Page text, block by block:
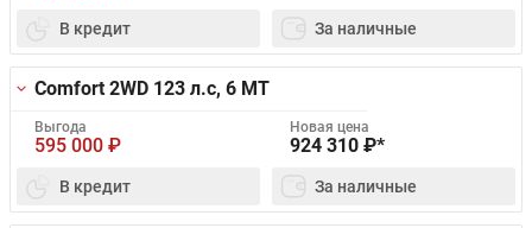
В кредит За наличные
Comfort 2WD 123 л.с, 6 MT
Выгода
595 000 ₽
Новая цена
924 310 ₽*
В кредит За наличные